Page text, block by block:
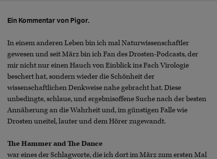
Ein Kommentar von Pigor.
In einem anderen Leben bin ich mal Naturwissenschaftler
gewesen und seit März bin ich Fan des Drosten-Podcasts, der
mir nicht nur einen Hauch von Einblick ins Fach Virologie
beschert hat, sondern wieder die Schönheit der
wissenschaftlichen Denkweise nahe gebracht hat. Diese
unbedingte, schlaue, und ergebnisoffene Suche nach der besten
Annäherung an die Wahrheit und, im günstigen Falle wie
Drosten uneitel, lauter und dem Hörer zugewandt.
The Hammer and The Dance
war eines der Schlagworte, die ich dort im März zum ersten Mal